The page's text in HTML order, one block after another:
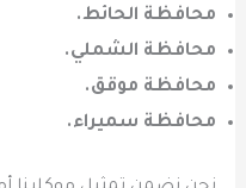
محافظة الحائط.
محافظة الشملي.
محافظة موقق.
محافظة سميراء.